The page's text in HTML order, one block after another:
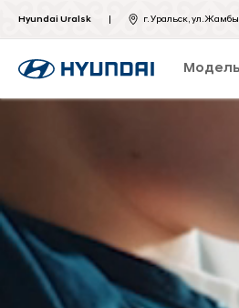
Hyundai Uralsk г. Уральск, ул.